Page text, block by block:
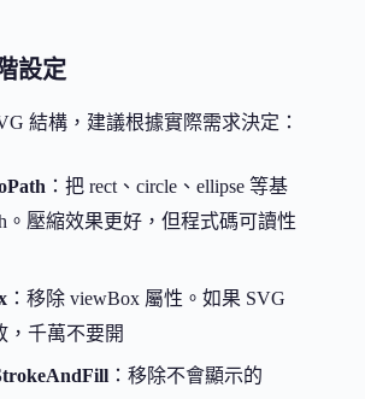
設定
結構，建議根據實際需求決定：
：把 rect、circle、ellipse 等基
。壓縮效果更好，但程式碼可讀性
：移除 viewBox 屬性。如果 SVG
，千萬不要開
：移除不會顯示的